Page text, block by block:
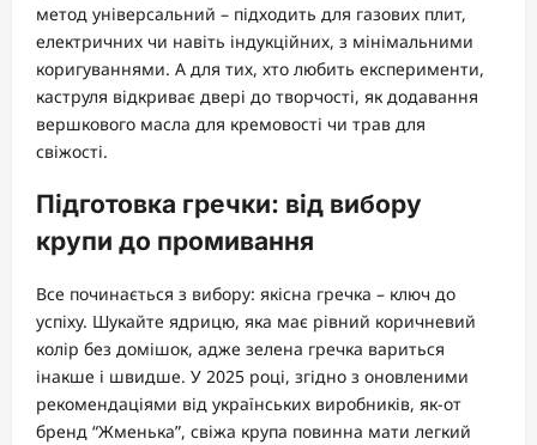
метод універсальний – підходить для газових плит,
електричних чи навіть індукційних, з мінімальними
коригуваннями. А для тих, хто любить експерименти,
каструля відкриває двері до творчості, як додавання
вершкового масла для кремовості чи трав для
свіжості.
Підготовка гречки: від вибору
крупи до промивання
Все починається з вибору: якісна гречка – ключ до
успіху. Шукайте ядрицю, яка має рівний коричневий
колір без домішок, адже зелена гречка вариться
інакше і швидше. У 2025 році, згідно з оновленими
рекомендаціями від українських виробників, як-от
бренд “Жменька”, свіжа крупа повинна мати легкий